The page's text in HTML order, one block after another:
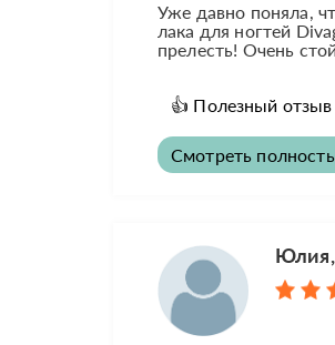
Уже давно поняла,
лака для ногтей
прелесть! Очень
👍 Полезный отзыв
Смотреть